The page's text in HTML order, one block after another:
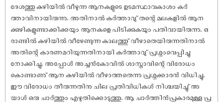
ദേശത്തു കുഴിയിൽ വീഴുന്ന ആനകളുടെ ഉടമസ്ഥാവകാശം കർ
ത്താവിനായിരുന്നു. അതിനാൽ കർത്താവു് തന്റെ മലകളിൽ ആന
ക്കുഴികളുണ്ടാക്കിക്കയും ആനകളെ പിടിക്കുകയും പതിവായിരുന്നു. ഒ
രാണ്ടിൽ കുഴിയിൽ വീഴേണ്ടുന്ന കാലത്തു് വീഴാതെയിരുന്നതിനാൽ
അതിന്റെ കാരണമറിയുന്നതിനായി കർത്താവു് പ്രശ്നംവെപ്പിച്ചു
നോക്കിച്ചു. അപ്പോൾ അച്ചൻകോവിൽ ശാസ്താവിന്റെ വിരോധം
കൊണ്ടാണു് ആന കുഴിയിൽ വീഴാത്തതെന്നു പ്രശ്നക്കാരൻ വിധിച്ചു.
ഈ വിരോധം തീരുന്നതിനു ചില പ്രതിവിധികൾ നിശ്ചയിച്ചു് അ
യാൾ ഒരു ചാർത്തും എഴുതിക്കൊടുത്തു. ആ ചാർത്തിൻപ്രകാരമുള്ള പ്ര